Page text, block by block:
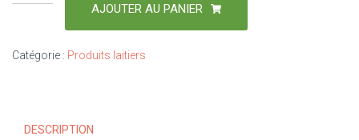
AJOUTER AU PANIER
Catégorie : Produits laitiers
DESCRIPTION